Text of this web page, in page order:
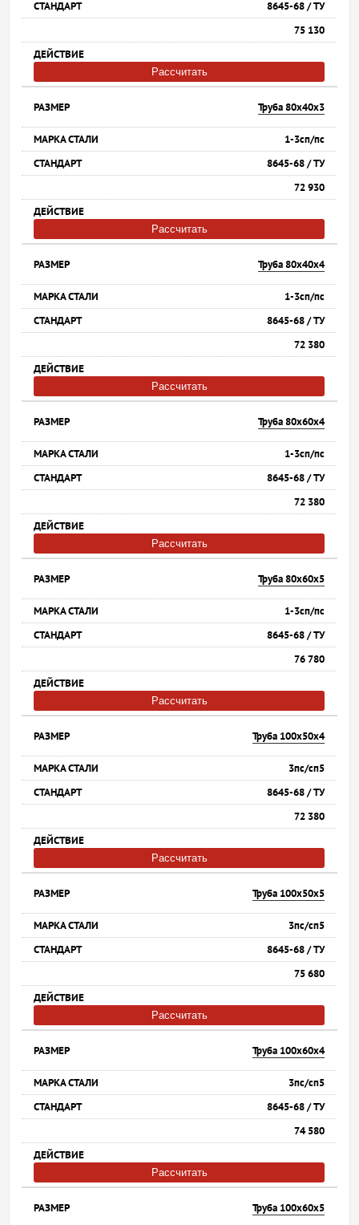
8645-68 / ТУ
75 130
Рассчитать
Труба 80х40х3
1-3сп/пс
8645-68 / ТУ
72 930
Рассчитать
Труба 80х40х4
1-3сп/пс
8645-68 / ТУ
72 380
Рассчитать
Труба 80х60х4
1-3сп/пс
8645-68 / ТУ
72 380
Рассчитать
Труба 80х60х5
1-3сп/пс
8645-68 / ТУ
76 780
Рассчитать
Труба 100х50х4
3пс/сп5
8645-68 / ТУ
72 380
Рассчитать
Труба 100х50х5
3пс/сп5
8645-68 / ТУ
75 680
Рассчитать
Труба 100х60х4
3пс/сп5
8645-68 / ТУ
74 580
Рассчитать
Труба 100х60х5